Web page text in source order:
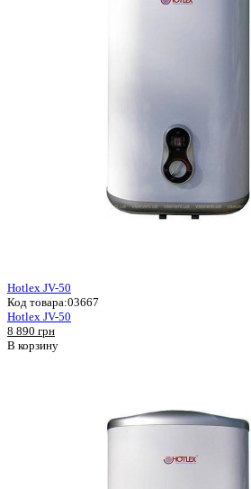
Hotlex JV-50
Код товара:03667
Hotlex JV-50
8 890 грн
В корзину